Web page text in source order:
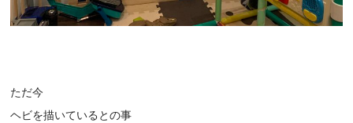
ただ今
ヘビを描いているとの事